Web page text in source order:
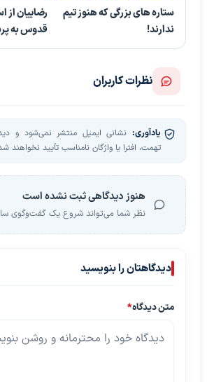
ستاره های بزرگی که هنوز تیم
ندارند!
رضاییان از
قدوس به
نظرات کاربران
یادآوری: نشانی ایمیل منتشر نمی‌شود و
تهمت، افترا یا واژگان نامناسب تأیید نخواهند
هنوز دیدگاهی ثبت نشده است
نظر شما می‌تواند شروع یک گفت‌وگوی
دیدگاهتان را بنویسید
متن دیدگاه*